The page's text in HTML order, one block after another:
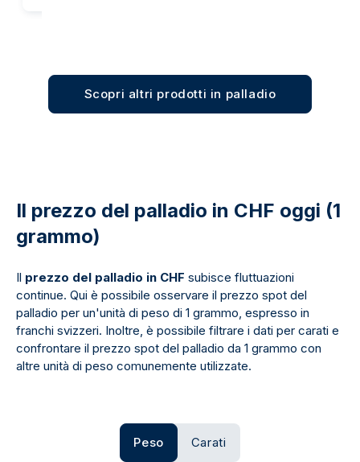
Scopri altri prodotti in palladio
Il prezzo del palladio in CHF oggi (1
grammo)
Il prezzo del palladio in CHF subisce fluttuazioni
continue. Qui è possibile osservare il prezzo spot del
palladio per un'unità di peso di 1 grammo, espresso in
franchi svizzeri. Inoltre, è possibile filtrare i dati per carati e
confrontare il prezzo spot del palladio da 1 grammo con
altre unità di peso comunemente utilizzate.
Peso Carati